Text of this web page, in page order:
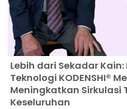
Lebih dari Sekadar
Teknologi KODENSHI®
Meningkatkan Sirkulasi
Keseluruhan